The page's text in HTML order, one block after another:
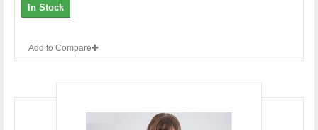
In Stock
Add to Compare